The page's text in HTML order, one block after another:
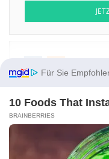
Great Basin Scientific
Eat Takeaway.com
Kontakt-
Für Sie
10 Foods That
BRAINBERRIES